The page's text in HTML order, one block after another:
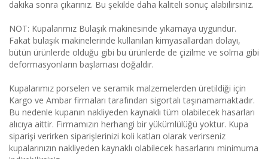
dakika sonra çıkarınız. Bu şekilde daha kaliteli sonuç alabilirsiniz.
NOT: Kupalarımız Bulaşık makinesinde yıkamaya uygundur.
Fakat bulaşık makinelerinde kullanılan kimyasallardan dolayı,
bütün ürünlerde olduğu gibi bu ürünlerde de çizilme ve solma gibi
deformasyonların başlaması doğaldır.
Kupalarımız porselen ve seramik malzemelerden üretildiği için
Kargo ve Ambar firmaları tarafından sigortalı taşınamamaktadır.
Bu nedenle kupanın nakliyeden kaynaklı tüm olabilecek hasarları
alıcıya aittir. Firmamızın herhangi bir yükümlülüğü yoktur. Kupa
siparişi verirken siparişlerinizi koli katları olarak verirseniz
kupalarınızın nakliyeden kaynaklı olabilecek hasarlarını minimuma